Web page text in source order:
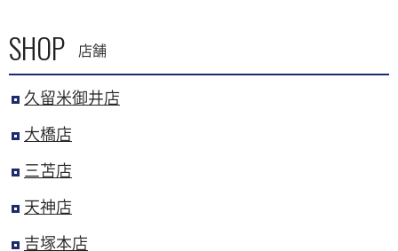
SHOP 店舗
久留米御井店
大橋店
三苫店
天神店
吉塚本店